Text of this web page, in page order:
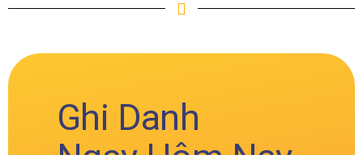
Ghi Danh